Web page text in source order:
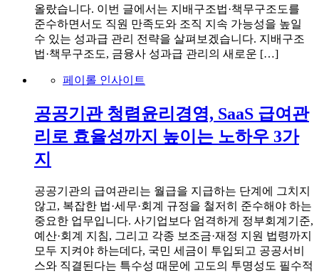
올랐습니다. 이번 글에서는 지배구조법·책무구조도를
준수하면서도 직원 만족도와 조직 지속 가능성을 높일
수 있는 성과급 관리 전략을 살펴보겠습니다. 지배구조
법·책무구조도, 금융사 성과급 관리의 새로운 […]
페이롤 인사이트
공공기관 청렴윤리경영, SaaS 급여관
리로 효율성까지 높이는 노하우 3가
지
공공기관의 급여관리는 월급을 지급하는 단계에 그치지
않고, 복잡한 법·세무·회계 규정을 철저히 준수해야 하는
중요한 업무입니다. 사기업보다 엄격하게 정부회계기준,
예산·회계 지침, 그리고 각종 보조금·재정 지원 법령까지
모두 지켜야 하는데다, 국민 세금이 투입되고 공공서비
스와 직결된다는 특수성 때문에 고도의 투명성도 필수적